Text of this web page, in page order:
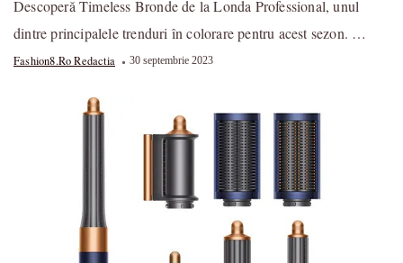
Descoperă Timeless Bronde de la Londa Professional, unul
dintre principalele trenduri în colorare pentru acest sezon. …
Fashion8.ro Redactia 30 septembrie 2023